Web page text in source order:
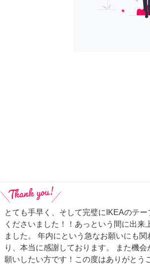
とても手早く、そして完璧にIKEAのテ
くださいました！！あっという間に出来
ました。 年内にという急なお願いにも
り、本当に感謝しております。 また機
願いしたい方です！この度はありがとう